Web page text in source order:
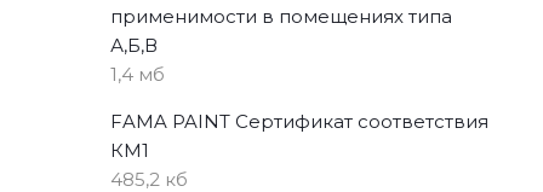
применимости в помещениях типа
А,Б,В
1,4 мб
FAMA PAINT Сертификат соответствия
КМ1
485,2 кб